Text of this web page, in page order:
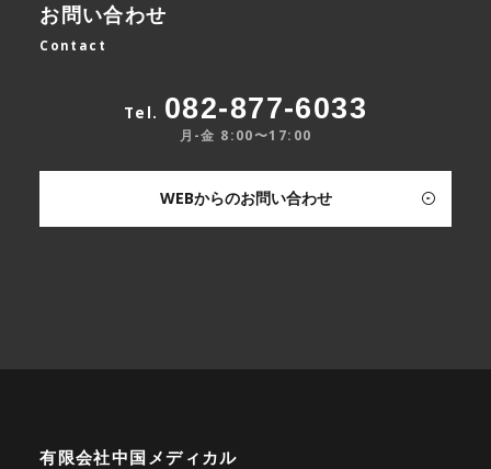
お問い合わせ
Contact
Tel. 082-877-6033
月-金 8:00〜17:00
WEBからのお問い合わせ
有限会社中国メディカル